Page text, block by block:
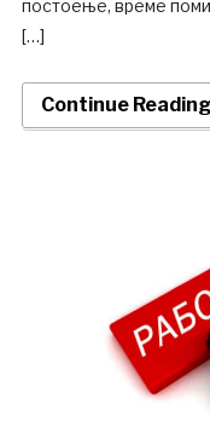
постоење, време
[…]
Continue